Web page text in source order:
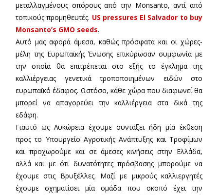
μεταλλαγμένους σπόρους από την Monsanto, αντί από
τοπικούς προμηθευτές. US pressures El Salvador to buy
Monsanto’s GMO seeds.
Αυτό μας αφορά άμεσα, καθώς πρόσφατα και οι χώρες-
μέλη της Ευρωπαϊκής Ένωσης επικύρωσαν συμφωνία με
την οποία θα επιτρέπεται στο εξής το έγκλημα της
καλλιέργειας γενετικά τροποποιημένων ειδών στο
ευρωπαϊκό έδαφος. Ωστόσο, κάθε χώρα που διαφωνεί θα
μπορεί να απαγορεύει την καλλιέργεια στα δικά της
εδάφη.
Γιαυτό ως Λυκώρεια έχουμε συντάξει ήδη μία έκθεση
προς το Υπουργείο Αγροτικής Ανάπτυξης και Τροφίμων
και προχωρούμε και σε άμεσες κινήσεις στην Ελλάδα,
αλλά και με ότι δυνατότητες πρόσβασης μπορούμε να
έχουμε στις Βρυξέλλες. Μαζί με μικρούς καλλιεργητές
έχουμε σχηματίσει μία ομάδα που σκοπό έχει την